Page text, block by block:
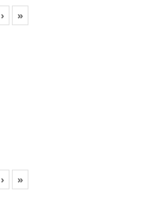
› »
› »